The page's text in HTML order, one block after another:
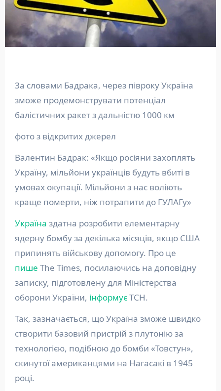
За словами Бадрака, через півроку Україна
зможе продемонструвати потенціал
балістичних ракет з дальністю 1000 км
фото з відкритих джерел
Валентин Бадрак: «Якщо росіяни захоплять
Україну, мільйони українців будуть вбиті в
умовах окупації. Мільйони з нас воліють
краще померти, ніж потрапити до ГУЛАГу»
Україна здатна розробити елементарну
ядерну бомбу за декілька місяців, якщо США
припинять військову допомогу. Про це
пише The Times, посилаючись на доповідну
записку, підготовлену для Міністерства
оборони України, інформуєТСН.
Так, зазначається, що Україна зможе швидко
створити базовий пристрій з плутонію за
технологією, подібною до бомби «Товстун»,
скинутої американцями на Нагасакі в 1945
році.